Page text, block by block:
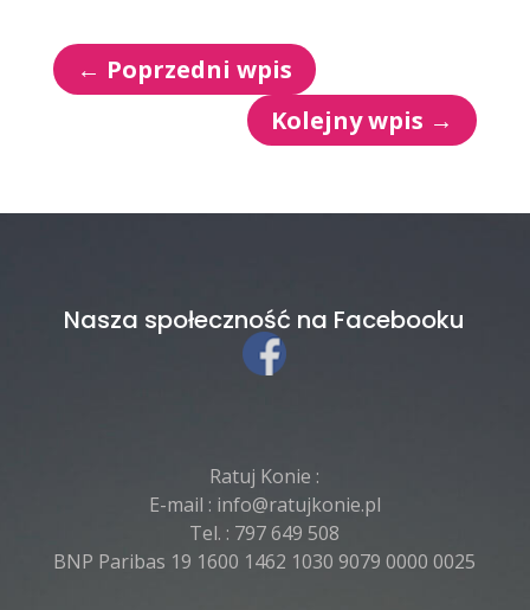
← Poprzedni wpis
Kolejny wpis →
Nasza społeczność na Facebooku
Ratuj Konie :
E-mail : info@ratujkonie.pl
Tel. : 797 649 508
BNP Paribas 19 1600 1462 1030 9079 0000 0025